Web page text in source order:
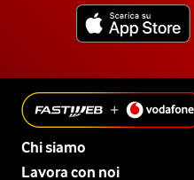
Chi siamo
Lavora con noi